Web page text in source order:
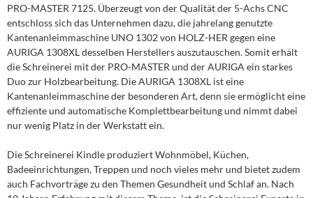
PRO-MASTER 7125. Überzeugt von der Qualität der 5-Achs CNC
entschloss sich das Unternehmen dazu, die jahrelang genutzte
Kantenanleimmaschine UNO 1302 von HOLZ-HER gegen eine
AURIGA 1308XL desselben Herstellers auszutauschen. Somit erhält
die Schreinerei mit der PRO-MASTER und der AURIGA ein starkes
Duo zur Holzbearbeitung. Die AURIGA 1308XL ist eine
Kantenanleimmaschine der besonderen Art, denn sie ermöglicht eine
effiziente und automatische Komplettbearbeitung und nimmt dabei
nur wenig Platz in der Werkstatt ein.
Die Schreinerei Kindle produziert Wohnmöbel, Küchen,
Badeeinrichtungen, Treppen und noch vieles mehr und bietet zudem
auch Fachvorträge zu den Themen Gesundheit und Schlaf an. Nach